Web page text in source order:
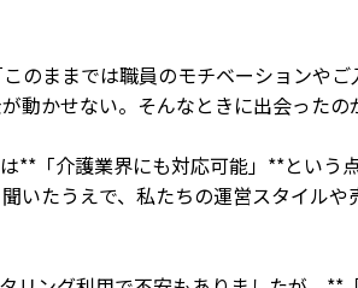
ままでは職員のモチベーションや
かせない。そんなときに出会ったの
「介護業界にも対応可能」**とい
たうえで、私たちの運営スタイル